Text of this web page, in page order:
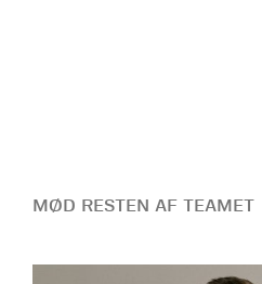
MØD RESTEN AF TEAMET